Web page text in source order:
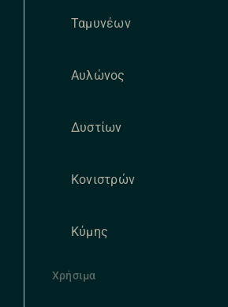
Ταμυνέων
Αυλώνος
Δυστίων
Κονιστρών
Κύμης
Χρήσιμα